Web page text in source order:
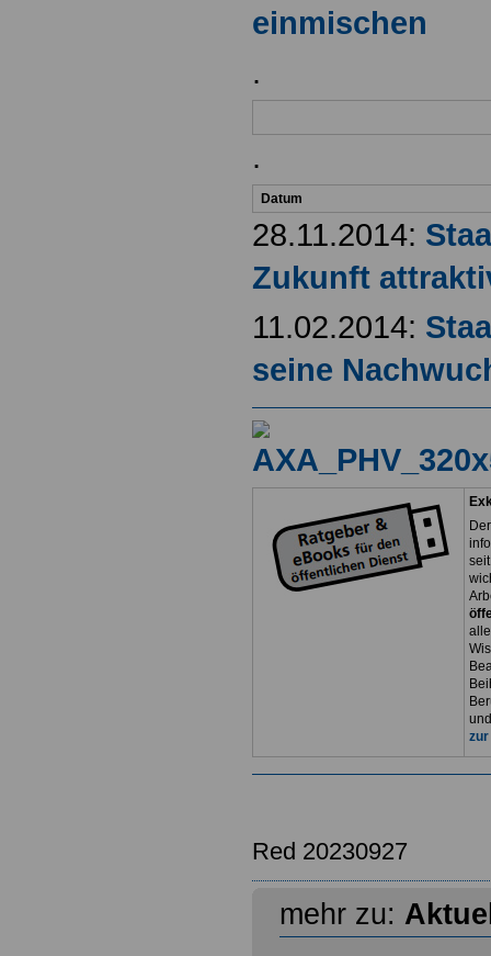
einmischen
.
.
Datum
28.11.2014:
Zukunft
11.02.2014:
seine
Red 20230927
mehr zu: